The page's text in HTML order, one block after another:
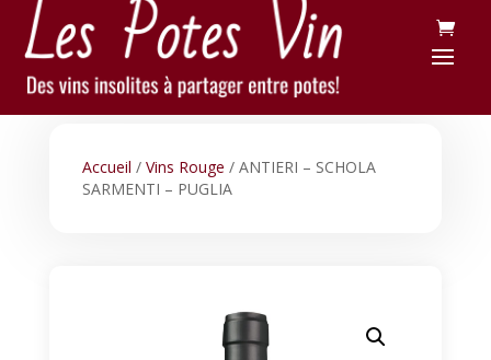
Accueil / Vins Rouge / ANTIERI – SCHOLA
SARMENTI – PUGLIA